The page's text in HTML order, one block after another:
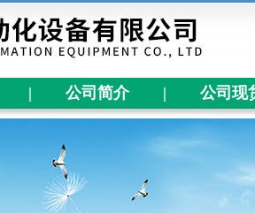
| 公司简介 | 公司现